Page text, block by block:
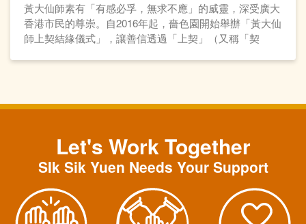
黃大仙師素有「有感必孚，無求不應」的威靈，深受廣大
香港市民的尊崇。自2016年起，嗇色園開始舉辦「黃大仙
師上契結緣儀式」，讓善信透過「上契」（又稱「契
Let's Work Together
SIk Sik Yuen Needs Your Support